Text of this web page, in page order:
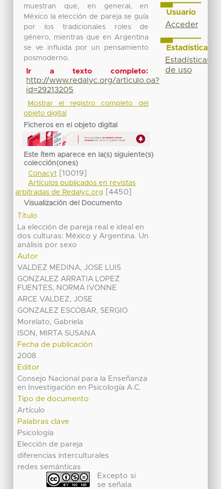
muestran que, en general, en
México la elección de pareja se guía
por los tradicionales roles de
género, mientras que en Argentina
se ve influida por un pensamiento
posmoderno.
Ir a texto completo:
http://www.redalyc.org/articulo.oa?
id=29213205
Mostrar el registro completo del
objeto digital
Ficheros en el objeto digital
Este ítem aparece en la(s) siguiente(s)
colección(ones)
Conacyt[10019]
Artículos publicados en revistas
arbitradas de Redalyc.org
[4450]
Visualización del Documento
Título
La elección de pareja real e ideal en
dos culturas: México y Argentina. Un
análisis por sexo
Autor
VALDEZ MEDINA, JOSE LUIS
GONZALEZ ARRATIA LOPEZ
FUENTES, NORMA IVONNE
ARCE VALDEZ, JOSE
GONZALEZ ESCOBAR, SERGIO
Morelato, Gabriela
ISON, MIRTA SUSANA
Fecha de publicación
2008
Editor
Consejo Nacional para la Enseñanza
en Investigación en Psicología A.C.
Tipo de documento
Artículo
Palabras clave
Psicología
Elección de pareja
diferencias interculturales
redes semánticas
Excepto si
se señala
Usuario
Acceder
Estadísticas
Estadísticas
de uso